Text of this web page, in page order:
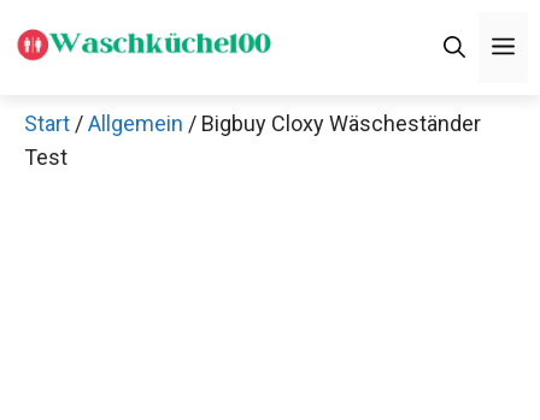
Inhalt
Start /Allgemein / Bigbuy Cloxy Wäscheständer
Test